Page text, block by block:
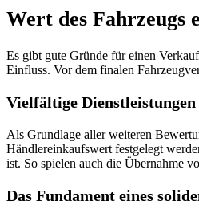
Wert des Fahrzeugs
Es gibt gute Gründe für einen
Einfluss. Vor dem finalen
Vielfältige Dienstleistungen
Als Grundlage aller weiteren
Händlereinkaufswert festgelegt
ist. So spielen auch die Übernahme
Das Fundament eines